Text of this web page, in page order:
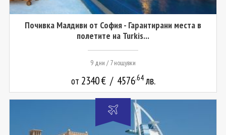
Почивка Малдиви от София - Гарантирани места в
полетите на Turkis...
9 дни / 7 нощувки
от 2340€ / 4576.64 лв.